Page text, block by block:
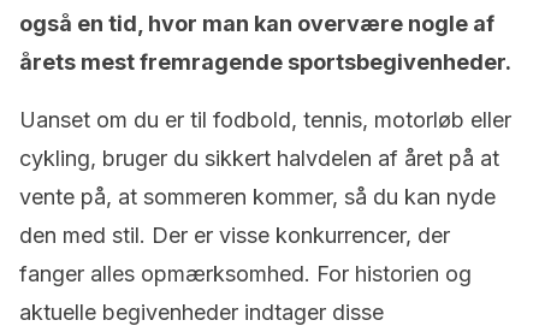
også en tid, hvor man kan overvære nogle af
årets mest fremragende sportsbegivenheder.
Uanset om du er til fodbold, tennis, motorløb eller
cykling, bruger du sikkert halvdelen af året på at
vente på, at sommeren kommer, så du kan nyde
den med stil. Der er visse konkurrencer, der
fanger alles opmærksomhed. For historien og
aktuelle begivenheder indtager disse